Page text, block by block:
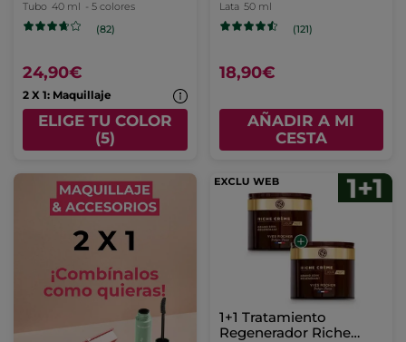
Medio claro
Tubo 40 ml - 5 colores
(82)
24,90€
2 X 1: Maquillaje
ELIGE TU COLOR
(5)
Lata 50 ml
(121)
18,90€
AÑADIR A MI
CESTA
1+1 Tratamiento
Regenerador Riche